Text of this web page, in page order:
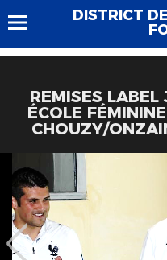
DISTRICT
REMISES LABEL
ÉCOLE
CHOUZY/